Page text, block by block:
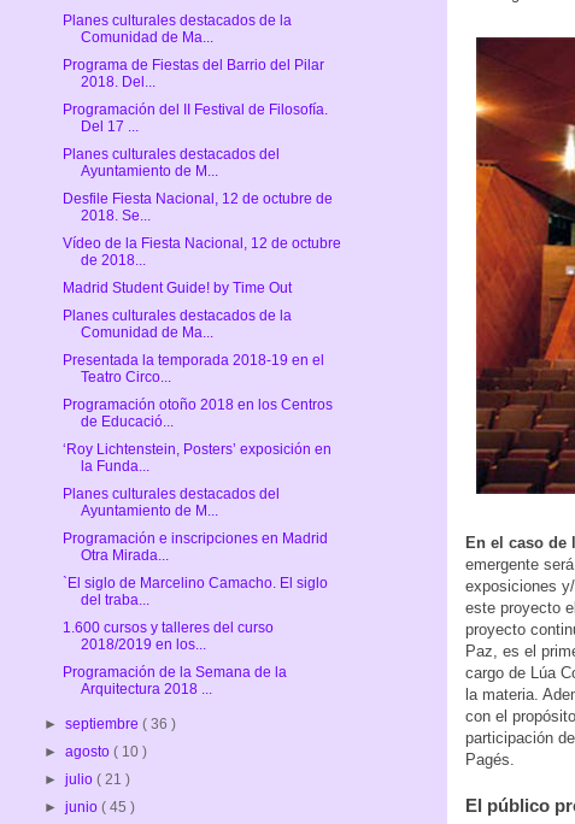
En el caso
emergente
exposiciones
este proyecto
proyecto
Paz, es el
cargo de Lúa
la materia.
con el
participación
Pagés.
El público
Planes culturales destacados de la
Comunidad de Ma...
Programa de Fiestas del Barrio del Pilar
2018. Del...
Programación del II Festival de Filosofía.
Del 17 ...
Planes culturales destacados del
Ayuntamiento de M...
Desfile Fiesta Nacional, 12 de octubre de
2018. Se...
Vídeo de la Fiesta Nacional, 12 de octubre
de 2018...
Madrid Student Guide! by Time Out
Planes culturales destacados de la
Comunidad de Ma...
Presentada la temporada 2018-19 en el
Teatro Circo...
Programación otoño 2018 en los Centros
de Educació...
‘Roy Lichtenstein, Posters’ exposición en
la Funda...
Planes culturales destacados del
Ayuntamiento de M...
Programación e inscripciones en Madrid
Otra Mirada...
`El siglo de Marcelino Camacho. El siglo
del traba...
1.600 cursos y talleres del curso
2018/2019 en los...
Programación de la Semana de la
Arquitectura 2018 ...
►septiembre( 36 )
►agosto( 10 )
►julio( 21 )
►junio( 45 )